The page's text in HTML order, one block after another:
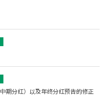
期分红）以及年终分红预告的修正